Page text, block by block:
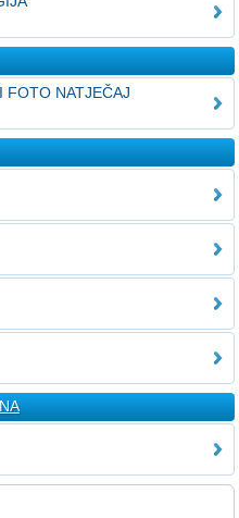
FOTO NATJEČAJ